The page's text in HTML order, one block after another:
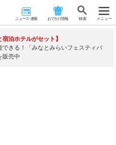
ニュース･連載 おでかけ情報 検 索 メニュー
宿泊ホテルがセット】
できる！「みなとみらいフェスティバ
販売中